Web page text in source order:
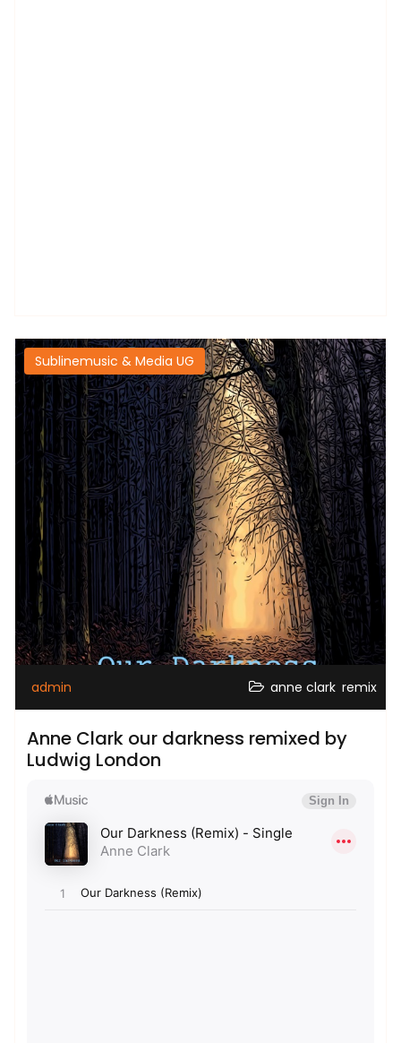
Sublinemusic & Media UG
admin anne clark remix
Anne Clark our darkness remixed by
Ludwig London